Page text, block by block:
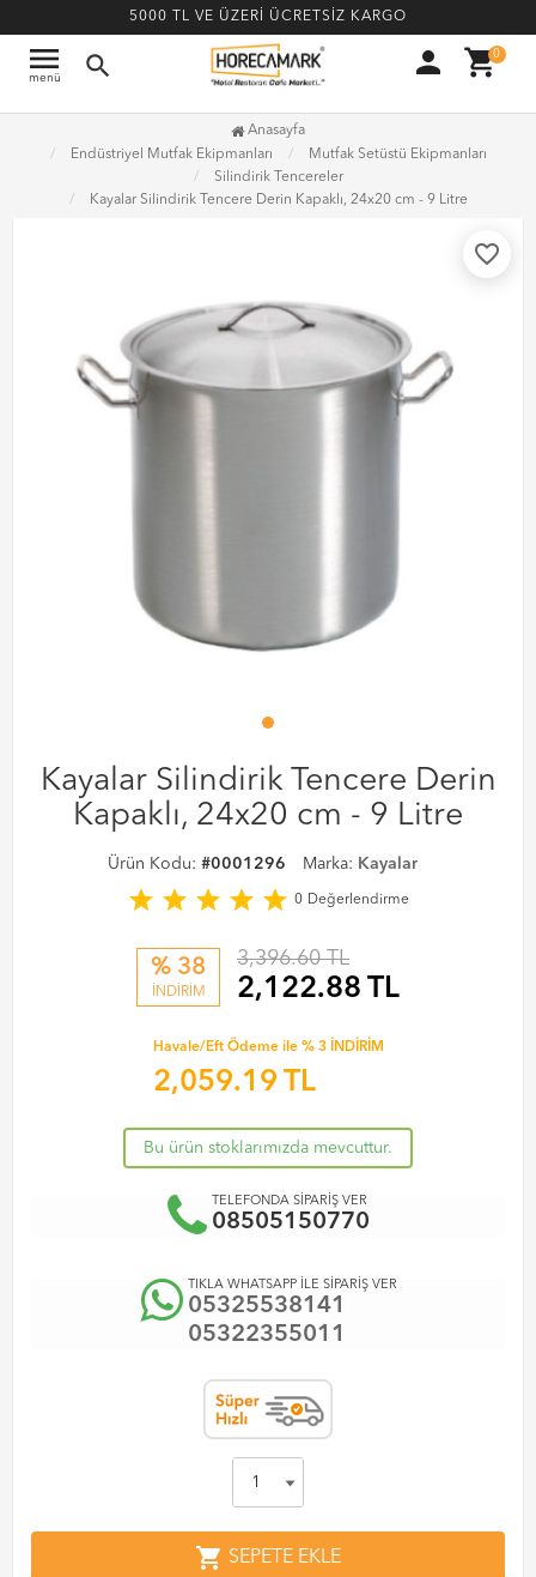
5000 TL VE ÜZERİ ÜCRETSİZ KARGO
menu
menü search person shopping_cart0
Anasayfa
Endüstriyel Mutfak Ekipmanları
Mutfak Setüstü Ekipmanları
Silindirik Tencereler
Kayalar Silindirik Tencere Derin Kapaklı, 24x20 cm - 9 Litre
favorite_border
Kayalar Silindirik Tencere Derin
Kapaklı, 24x20 cm - 9 Litre
Ürün Kodu: #0001296 Marka: Kayalar
star star star star star 0 Değerlendirme
% 38
İNDİRİM
3,396.60 TL
2,122.88 TL
Havale/Eft Ödeme ile % 3 İNDİRİM
2,059.19 TL
Bu ürün stoklarımızda mevcuttur.
TELEFONDA SİPARİŞ VER
08505150770
TIKLA WHATSAPP İLE SİPARİŞ VER
05325538141
05322355011
shopping_cart SEPETE EKLE